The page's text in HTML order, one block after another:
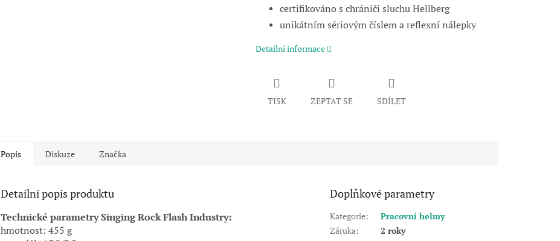
certifikováno s chrániči sluchu Hellberg
unikátním sériovým číslem a reflexní nálepky
Detailní informace
TISK ZEPTAT SE SDÍLET
Popis Diskuze Značka
Detailní popis produktu
Technické parametry Singing Rock Flash Industry:
hmotnost: 455 g
Doplňkové parametry
Kategorie:
Pracovní helmy
Záruka: 2 roky